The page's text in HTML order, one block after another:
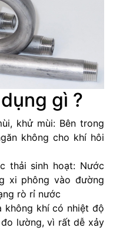
gì ?
khử mùi: Bên trong
không cho khí hôi
thải sinh hoạt: Nước
xi phông vào đường
rò rỉ nước
không khí có nhiệt độ
lường, vì rất dễ xảy